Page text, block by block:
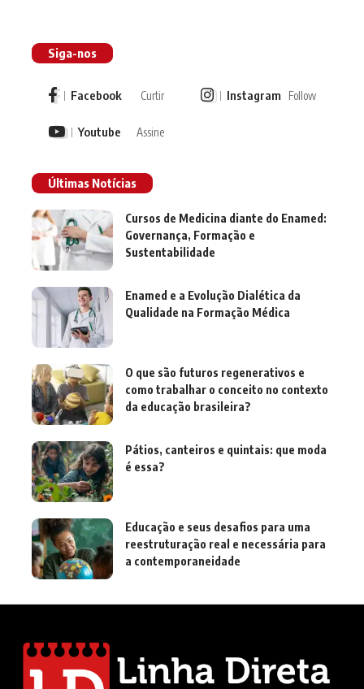
Siga-nos
Facebook Curtir Instagram Follow
Youtube Assine
Últimas Notícias
Cursos de Medicina diante do Enamed:
Governança, Formação e
Sustentabilidade
Enamed e a Evolução Dialética da
Qualidade na Formação Médica
O que são futuros regenerativos e
como trabalhar o conceito no contexto
da educação brasileira?
Pátios, canteiros e quintais: que moda
é essa?
Educação e seus desafios para uma
reestruturação real e necessária para
a contemporaneidade